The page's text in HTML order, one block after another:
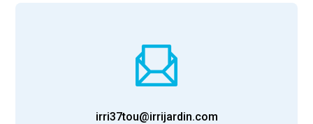
irri37tou@irrijardin.com